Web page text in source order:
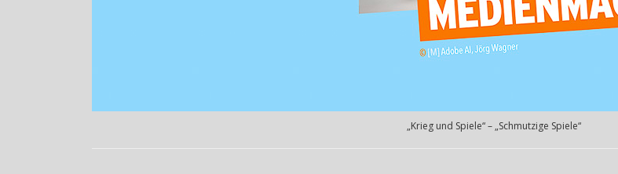
„Krieg und Spiele“ – „Schmutzige Spiele“